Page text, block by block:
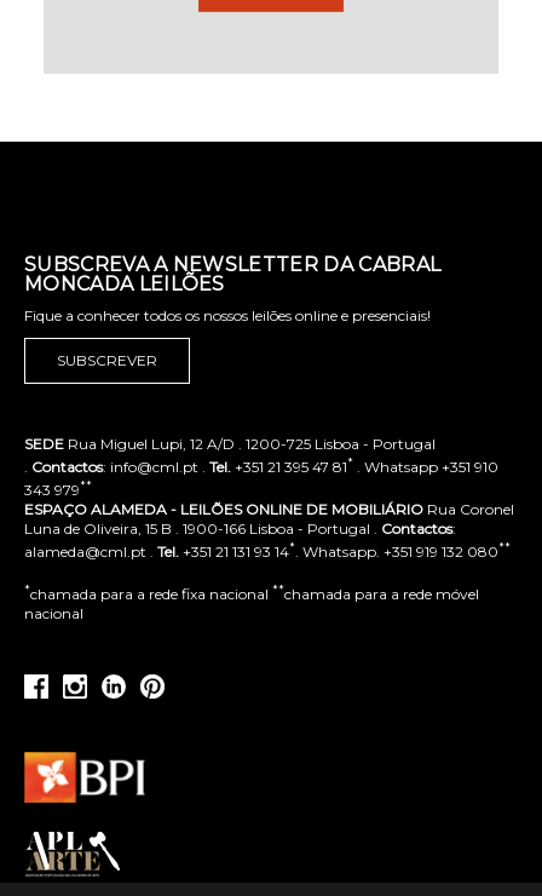
SUBSCREVA A NEWSLETTER DA CABRAL
MONCADA LEILÕES
Fique a conhecer todos os nossos leilões online e presenciais!
SUBSCREVER
SEDE Rua Miguel Lupi, 12 A/D . 1200-725 Lisboa - Portugal
Contactos: info@cml.pt . Tel. +351 21 395 47 81* . Whatsapp +351 910
343 979**
ESPAÇO ALAMEDA - LEILÕES ONLINE DE MOBILIÁRIO Rua Coronel
Luna de Oliveira, 15 B . 1900-166 Lisboa - Portugal . Contactos:
alameda@cml.pt . Tel. +351 21 131 93 14* . Whatsapp. +351 919 132 080**
*chamada para a rede fixa nacional **chamada para a rede móvel
nacional